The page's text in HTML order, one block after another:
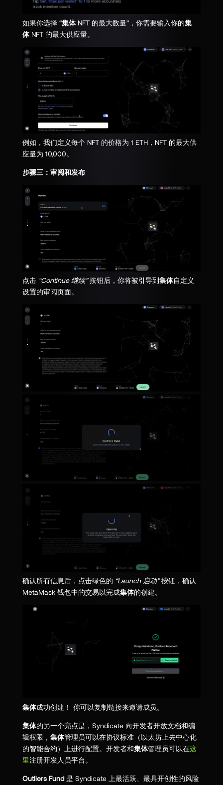
如果你选择 “集体NFT 的最大数量”，你需要输入你的集
体NFT 的最大供应量。
例如，我们定义每个 NFT 的价格为 1 ETH，NFT 的最大供
应量为 10,000。
步骤三：审阅和发布
点击“Continue 继续”按钮后，你将被引导到集体自定义
设置的审阅页面。
确认所有信息后，点击绿色的 “Launch 启动”按钮，确认
MetaMask 钱包中的交易以完成集体的创建。
集体成功创建！ 你可以复制链接来邀请成员。
集体的另一个亮点是，Syndicate 向开发者开放文档和编
辑权限， 集体管理员可以在协议标准（以太坊上去中心化
的智能合约）上进行配置。开发者和集体管理员可以在这
里注册开发人员平台。
Outliers Fund是 Syndicate 上最活跃、最具开创性的风险